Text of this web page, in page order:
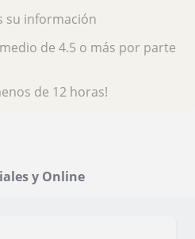
su información
de 4.5 o más por parte
de 12 horas!
y Online